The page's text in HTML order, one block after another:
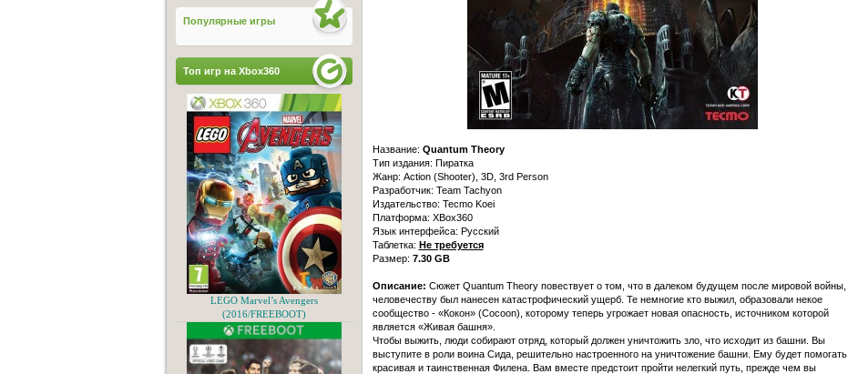
Название: Quantum Theory
Тип издания: Пиратка
Жанр: Action (Shooter), 3D, 3rd Person
Разработчик: Team Tachyon
Издательство: Tecmo Koei
Платформа: XBox360
Язык интерфейса: Русский
Таблетка: Не требуется
Размер: 7.30 GB
Описание: Сюжет Quantum Theory повествует о том, что в далеком будущем после мировой войны,
человечеству был нанесен катастрофический ущерб. Те немногие кто выжил, образовали некое
сообщество - «Кокон» (Cocoon), которому теперь угрожает новая опасность, источником которой
является «Живая башня».
Чтобы выжить, люди собирают отряд, который должен уничтожить зло, что исходит из башни. Вы
выступите в роли воина Сида, решительно настроенного на уничтожение башни. Ему будет помогать
красивая и таинственная Филена. Вам вместе предстоит пройти нелегкий путь, прежде чем вы
Популярные игры
Топ игр на Xbox360
LEGO Marvel’s Avengers
(2016/FREEBOOT)